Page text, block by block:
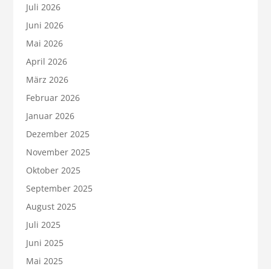
Juli 2026
Juni 2026
Mai 2026
April 2026
März 2026
Februar 2026
Januar 2026
Dezember 2025
November 2025
Oktober 2025
September 2025
August 2025
Juli 2025
Juni 2025
Mai 2025